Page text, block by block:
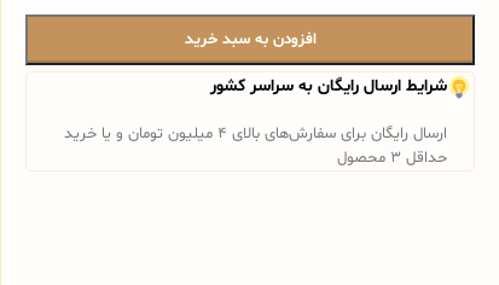
افزودن به سبد خرید
شرایط ارسال رایگان به سراسر کشور
ارسال رایگان برای سفارش‌های بالای 4 میلیون تومان و یا خرید
حداقل 3 محصول